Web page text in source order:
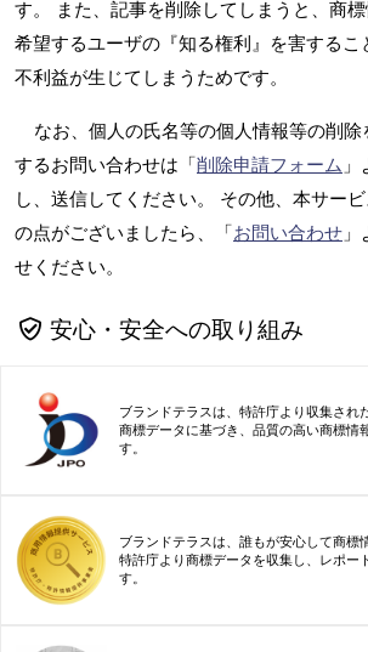
す。 また、記事を削除してしまうと、商
希望するユーザの『知る権利』を害するこ
不利益が生じてしまうためです。
なお、個人の氏名等の個人情報等の削
するお問い合わせは「削除申請フォーム
し、送信してください。 その他、本サー
の点がございましたら、「お問い合わせ
せください。
安心・安全への取り組み
ブランドテラスは、特許庁より収集され
商標データに基づき、品質の高い商標情
す。
ブランドテラスは、誰もが安心して商標
特許庁より商標データを収集し、レポー
す。